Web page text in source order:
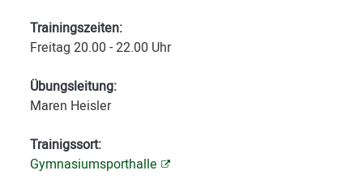
Trainingszeiten:
Freitag 20.00 - 22.00 Uhr
Übungsleitung:
Maren Heisler
Trainigssort:
Gymnasiumsporthalle